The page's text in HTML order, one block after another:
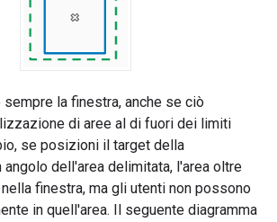
sempre la finestra, anche se ciò
di aree al di fuori dei limiti
se posizioni il target della
angolo dell'area delimitata, l'area oltre
finestra, ma gli utenti non possono
in quell'area. Il seguente diagramma